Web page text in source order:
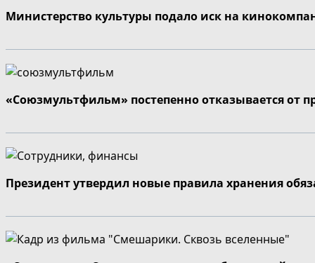
Министерство культуры подало иск на
«Союзмультфильм» постепенно отказывается от
Президент утвердил новые правила хранения